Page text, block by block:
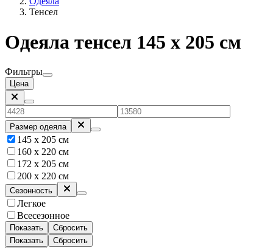
Тенсел
Одеяла тенсел 145 х 205 см
Фильтры
Цена
Размер одеяла
145 х 205 см
160 x 220 см
172 х 205 см
200 х 220 см
Сезонность
Легкое
Всесезонное
Показать
Сбросить
Показать
Сбросить